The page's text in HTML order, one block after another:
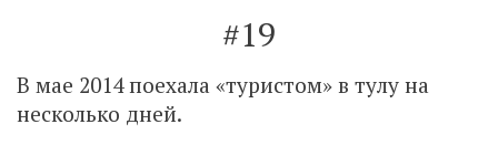
#19
В мае 2014 поехала «туристом» в тулу на
несколько дней.